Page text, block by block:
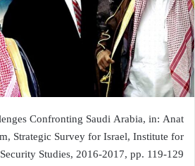
Confronting Saudi Arabia, in: Anat
Strategic Survey for Israel, Institute for
Studies, 2016-2017, pp. 119-129.